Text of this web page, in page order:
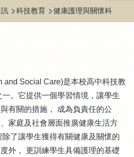
科技教育 健康護理與關懷科
and Social Care)是本校高中科技教
。它提供一個學習情境，讓學生
有關的措施， 成為負責任的公
家庭及社會層面推廣健康生活方
了讓學生獲得有關健康及關懷的
外， 更訓練學生具備護理的基礎